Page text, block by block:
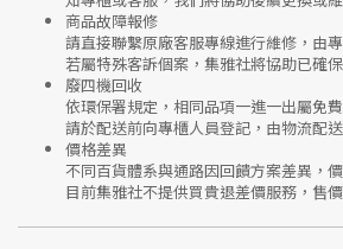
商品故障報修
請直接聯繫原廠客服專線進行維修，由
若屬特殊客訴個案，集雅社將協助已確
廢四機回收
依環保署規定，相同品項一進一出屬免
請於配送前向專櫃人員登記，由物流配
價格差異
不同百貨體系與通路因回饋方案差異，
目前集雅社不提供買貴退差價服務 ，售